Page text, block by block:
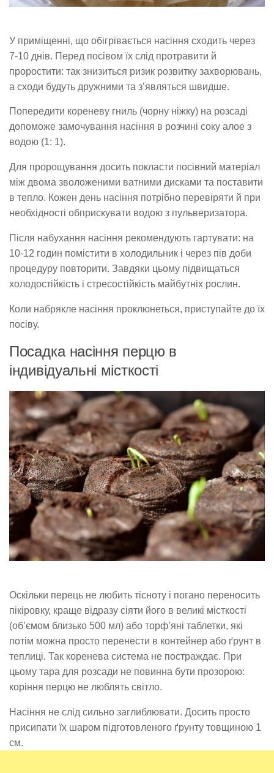
У приміщенні, що обігрівається насіння сходить через
7-10 днів. Перед посівом їх слід протравити й
проростити: так знизиться ризик розвитку захворювань,
а сходи будуть дружними та з’являться швидше.
Попередити кореневу гниль (чорну ніжку) на розсаді
допоможе замочування насіння в розчині соку алое з
водою (1: 1).
Для пророщування досить покласти посівний матеріал
між двома зволоженими ватними дисками та поставити
в тепло. Кожен день насіння потрібно перевіряти й при
необхідності обприскувати водою з пульверизатора.
Після набухання насіння рекомендують гартувати: на
10-12 годин помістити в холодильник і через пів доби
процедуру повторити. Завдяки цьому підвищаться
холодостійкість і стресостійкість майбутніх рослин.
Коли набрякле насіння проклюнеться, приступайте до їх
посіву.
Посадка насіння перцю в
індивідуальні місткості
Оскільки перець не любить тісноту і погано переносить
пікіровку, краще відразу сіяти його в великі місткості
(об’ємом близько 500 мл) або торф’яні таблетки, які
потім можна просто перенести в контейнер або ґрунт в
теплиці. Так коренева система не постраждає. При
цьому тара для розсади не повинна бути прозорою:
коріння перцю не люблять світло.
Насіння не слід сильно заглиблювати. Досить просто
присипати їх шаром підготовленого ґрунту товщиною 1
см.